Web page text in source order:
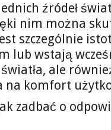
źródeł
nim można
szczególnie
lub wstają
ale
na komfort
zadbać o